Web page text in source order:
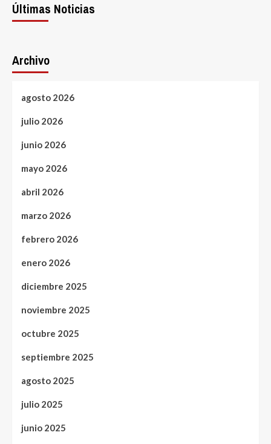
Últimas Noticias
Archivo
agosto 2026
julio 2026
junio 2026
mayo 2026
abril 2026
marzo 2026
febrero 2026
enero 2026
diciembre 2025
noviembre 2025
octubre 2025
septiembre 2025
agosto 2025
julio 2025
junio 2025